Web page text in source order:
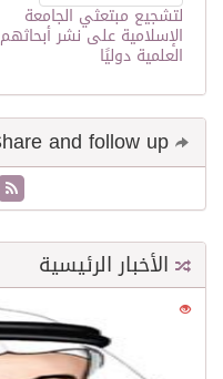
لتشجيع مبتعثي الجامعة
الإسلامية على نشر أبحاثهم
العلمية دوليًا
الأخبار الرئيسية
21535